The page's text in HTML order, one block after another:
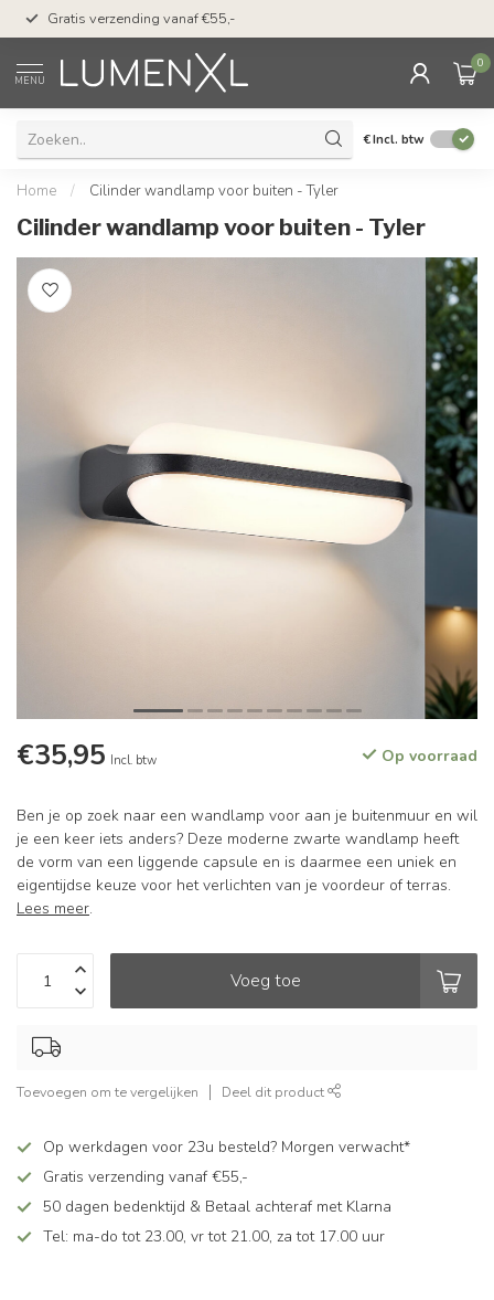
Gratis verzending vanaf €55,-
MENU
0
€Incl. btw
Home / Cilinder wandlamp voor buiten - Tyler
Cilinder wandlamp voor buiten - Tyler
€35,95 Incl. btw Op voorraad
Ben je op zoek naar een wandlamp voor aan je buitenmuur en wil
je een keer iets anders? Deze moderne zwarte wandlamp heeft
de vorm van een liggende capsule en is daarmee een uniek en
eigentijdse keuze voor het verlichten van je voordeur of terras.
Lees meer.
Voeg toe
Toevoegen om te vergelijken Deel dit product
Op werkdagen voor 23u besteld? Morgen verwacht*
Gratis verzending vanaf €55,-
50 dagen bedenktijd & Betaal achteraf met Klarna
Tel: ma-do tot 23.00, vr tot 21.00, za tot 17.00 uur